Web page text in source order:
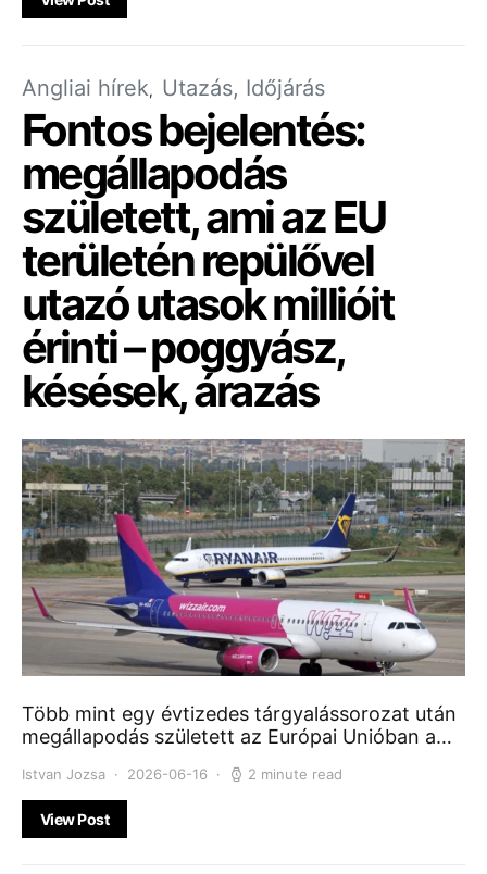
Angliai hírek Utazás, Időjárás
Fontos bejelentés:
megállapodás
született, ami az EU
területén repülővel
utazó utasok millióit
érinti – poggyász,
késések, árazás
Több mint egy évtizedes tárgyalássorozat után
megállapodás született az Európai Unióban a…
Istvan Jozsa 2026-06-16 2 minute read
View Post